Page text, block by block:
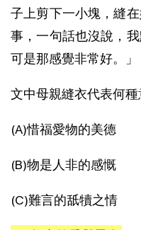
子上剪下一小塊，縫
事，一句話也沒說，
可是那感覺非常好。」
文中母親縫衣代表何種
(A)惜福愛物的美德
(B)物是人非的感慨
(C)難言的舐犢之情